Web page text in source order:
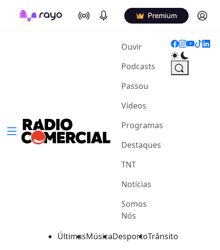
On Air Podcasts Premium Log in
Ouvir(current)
Podcasts
Passou
Vídeos
Programas
Destaques
TNT
Notícias
Somos
Nós
ÚltimasMúsicaDesportoTrânsito